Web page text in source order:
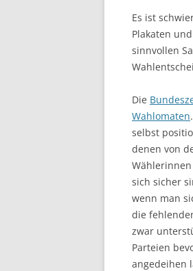
Es ist
Plakaten
sinnvollen
Die
Wahlomaten
selbst
denen von
sich sicher
wenn man
die
zwar
Parteien
angedeihen